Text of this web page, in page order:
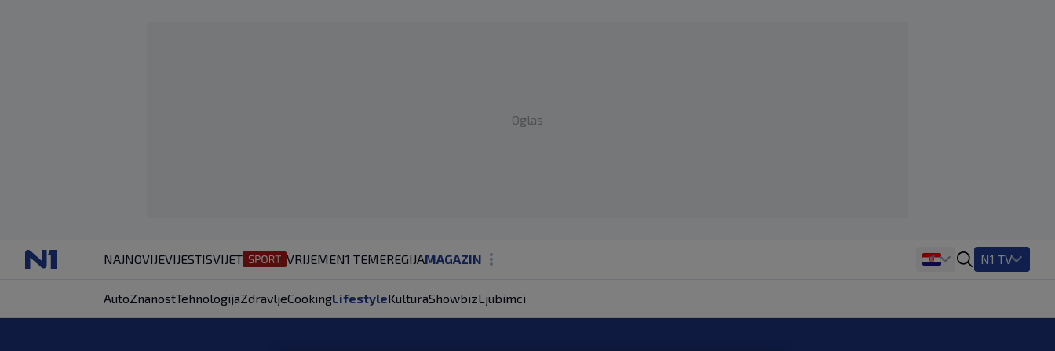
Oglas
NAJNOVIJEVIJESTISVIJET VRIJEMEN1 TEMEREGIJAMAGAZIN
KOLUMNE
N1 TV
AutoZnanostTehnologijaZdravljeCookingLifestyleKulturaShowbizLjubimci